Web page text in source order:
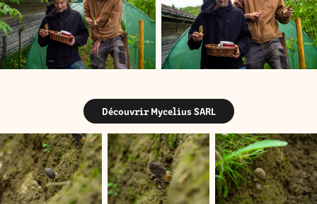
Découvrir Mycelius SARL